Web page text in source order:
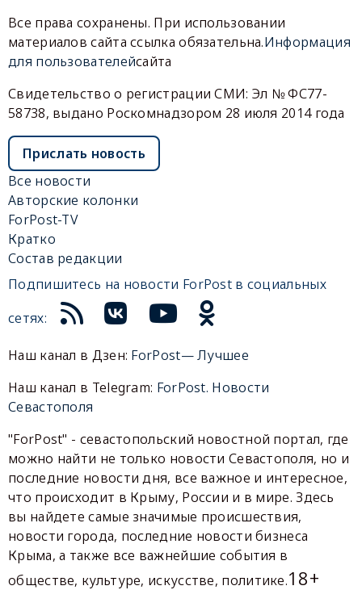
Все права сохранены. При использовании
материалов сайта ссылка обязательна.Информация
для пользователейсайта
Свидетельство о регистрации СМИ: Эл № ФС77-
58738, выдано Роскомнадзором 28 июля 2014 года
Прислать новость
Все новости
Авторские колонки
ForPost-TV
Кратко
Состав редакции
Подпишитесь на новости ForPost в социальных
сетях:
Наш канал в Дзен: ForPost— Лучшее
Наш канал в Telegram: ForPost. Новости
Севастополя
"ForPost" - севастопольский новостной портал, где
можно найти не только новости Севастополя, но и
последние новости дня, все важное и интересное,
что происходит в Крыму, России и в мире. Здесь
вы найдете самые значимые происшествия,
новости города, последние новости бизнеса
Крыма, а также все важнейшие события в
обществе, культуре, искусстве, политике.18+